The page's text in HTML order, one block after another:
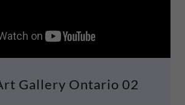
Gallery Ontario 02